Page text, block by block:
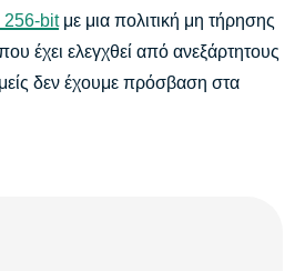
256-bitμε μια πολιτική μη τήρησης
έχει ελεγχθεί από ανεξάρτητους
δεν έχουμε πρόσβαση στα